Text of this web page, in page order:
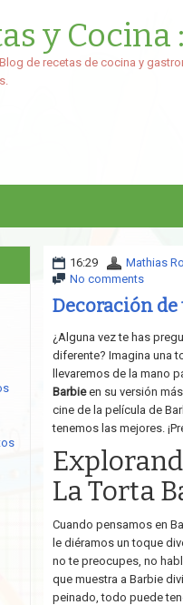
y
Blog de recetas de cocina y
16:29
Mathias
No comments
Decoración
¿Alguna vez te has
diferente? Imagina una
llevaremos de la mano
Barbieen su versión
cine de la película de
tenemos las mejores.
La Torta
Cuando pensamos en
le diéramos un toque
no te preocupes, no
que muestra a Barbie
peinado, todo puede